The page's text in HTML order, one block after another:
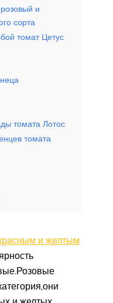
и
сорта
томат Цетус
томата Лотос
томата
и желтым